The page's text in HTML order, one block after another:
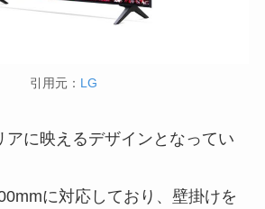
引用元： LG
アに映えるデザインとなってい
に対応しており、壁掛けを